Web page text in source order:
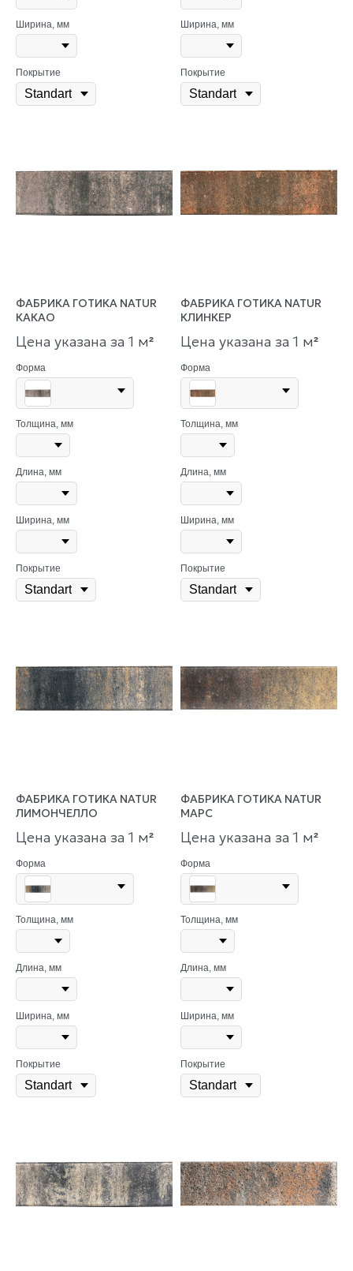
Ширина, мм
Покрытие
Ширина, мм
Покрытие
ФАБРИКА ГОТИКА NATUR
КАКАО
Цена указана за 1 м²
Форма
Толщина, мм
Длина, мм
Ширина, мм
Покрытие
ФАБРИКА ГОТИКА NATUR
КЛИНКЕР
Цена указана за 1 м²
Форма
Толщина, мм
Длина, мм
Ширина, мм
Покрытие
ФАБРИКА ГОТИКА NATUR
ЛИМОНЧЕЛЛО
Цена указана за 1 м²
Форма
Толщина, мм
Длина, мм
Ширина, мм
Покрытие
ФАБРИКА ГОТИКА NATUR
МАРС
Цена указана за 1 м²
Форма
Толщина, мм
Длина, мм
Ширина, мм
Покрытие